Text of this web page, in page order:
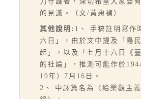
的見識。（文/黃惠禎）
其他說明: 1、 手稿註明寫作
六日」，由於文中提及「島
起」，以及「七月十六日《臺
的社論」，推測可能作於
19年）7月16日。
2、 中譯篇名為〈給樂觀主